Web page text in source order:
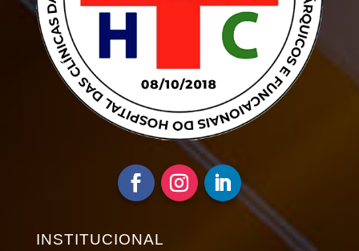
INSTITUCIONAL